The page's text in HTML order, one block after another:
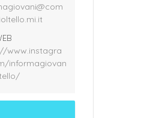
www.instagra
informagiovan